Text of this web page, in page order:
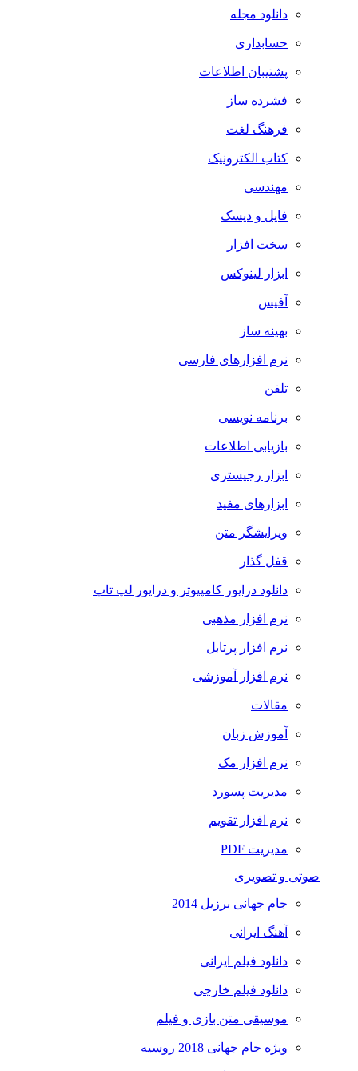
دانلود مجله
حسابداری
پشتیبان اطلاعات
فشرده ساز
فرهنگ لغت
کتاب الکترونیک
مهندسی
فایل و دیسک
سخت افزار
ابزار لینوکس
آفیس
بهینه ساز
نرم افزارهای فارسی
تلفن
برنامه نویسی
بازیابی اطلاعات
ابزار رجیستری
ابزارهای مفید
ویرایشگر متن
قفل گذار
دانلود درایور کامپیوتر و درایور لپ تاپ
نرم افزار مذهبی
نرم افزار پرتابل
نرم افزار آموزشی
مقالات
آموزش زبان
نرم افزار مک
مدیریت پسورد
نرم افزار تقویم
مدیریت PDF
صوتی و تصویری
جام جهانی برزیل 2014
آهنگ ایرانی
دانلود فیلم ایرانی
دانلود فیلم خارجی
موسیقی متن بازی و فیلم
ویژه جام جهانی 2018 روسیه